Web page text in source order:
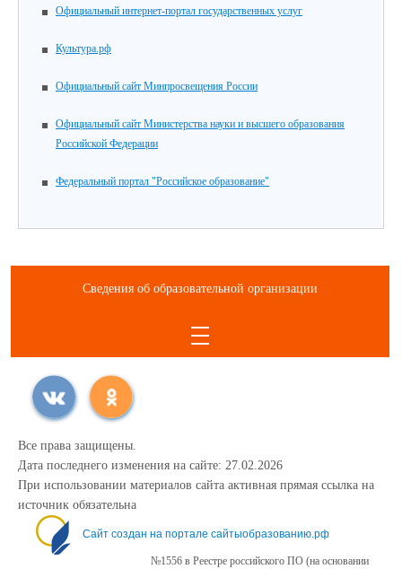
Официальный интернет-портал государственных услуг
Культура.рф
Официальный сайт Минпросвещения России
Официальный сайт Министерства науки и высшего образования
Российской Федерации
Федеральный портал "Российское образование"
Сведения об образовательной организации
Все права защищены.
Дата последнего изменения на сайте: 27.02.2026
При использовании материалов сайта активная прямая ссылка на
источник обязательна
Сайт создан на портале сайтыобразованию.рф
№1556 в Реестре российского ПО (на основании